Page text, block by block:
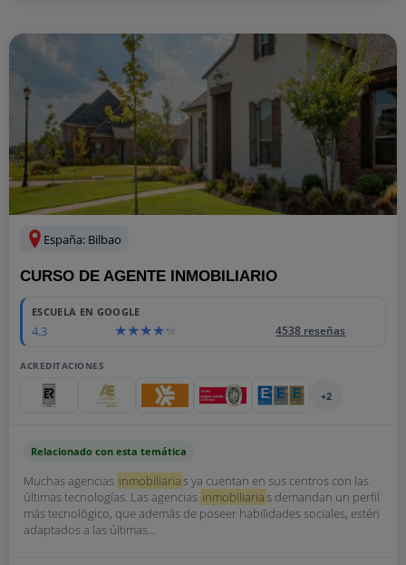
España: Bilbao
CURSO DE AGENTE INMOBILIARIO
ESCUELA EN GOOGLE
4.3 4538 reseñas
ACREDITACIONES
+2
Relacionado con esta temática
Muchas agencias inmobiliarias ya cuentan en sus centros con las
últimas tecnologías. Las agencias inmobiliarias demandan un perfil
más tecnológico, que además de poseer habilidades sociales, estén
adaptados a las últimas...